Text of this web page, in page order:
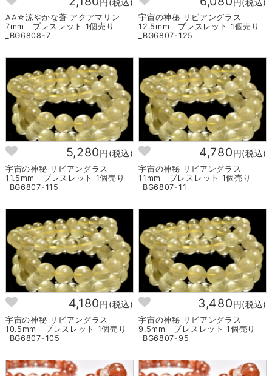
円(税込)
AA☆涼やかな蒼 アクアマリン
7mm ブレスレット 1個売り
_BG6808-7
円(税込)
宇宙の神秘 リビアングラス
12.5mm ブレスレット 1個売り
_BG6807-125
5,280円(税込)
宇宙の神秘 リビアングラス
11.5mm ブレスレット 1個売り
_BG6807-115
4,780円(税込)
宇宙の神秘 リビアングラス
11mm ブレスレット 1個売り
_BG6807-11
4,180円(税込)
宇宙の神秘 リビアングラス
10.5mm ブレスレット 1個売り
_BG6807-105
3,480円(税込)
宇宙の神秘 リビアングラス
9.5mm ブレスレット 1個売り
_BG6807-95